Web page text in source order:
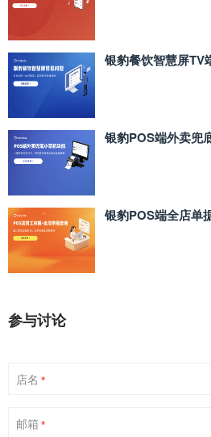
银豹餐饮智慧屏TV
银豹POS端外卖兜
银豹POS端全店单
参与讨论
店名 *
邮箱 *